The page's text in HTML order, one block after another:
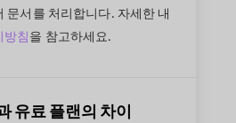
문서를 처리합니다. 자세한 내
방침을 참고하세요.
유료 플랜의 차이